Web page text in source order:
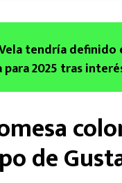
tendría
2025 tras
de